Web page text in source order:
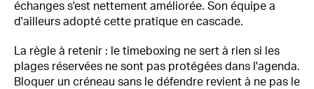
échanges s'est nettement améliorée. Son équipe a
d'ailleurs adopté cette pratique en cascade.
La règle à retenir : le timeboxing ne sert à rien si les
plages réservées ne sont pas protégées dans l'agenda.
Bloquer un créneau sans le défendre revient à ne pas le